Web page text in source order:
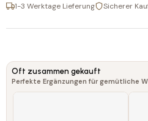
1-3 Werktage Lieferung Sicherer
Oft zusammen gekauft
Perfekte Ergänzungen für gemütliche